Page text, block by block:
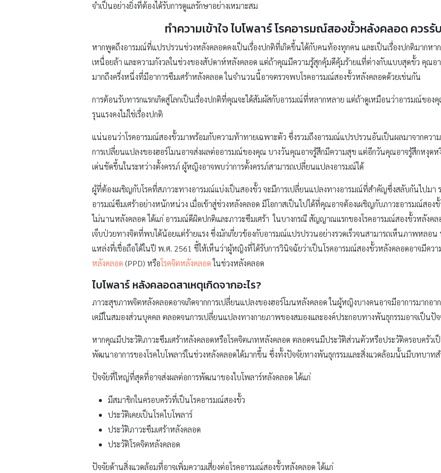
จำเป็นอย่างยิ่งที่ต้องได้รับการดูแลรักษาอย่างเหมาะสม
ทำความเข้าใจ ไบโพลาร์ โรคอารมณ์สองขั้วหลังคลอด ควรรั
หากพูดถึงอารมณ์ที่แปรปรวนช่วงหลังคลอดคงเป็นเรื่องปกติที่เกิดขึ้นได้กับคนท้องทุกคน และเป็นเรื่องปกติมากหา
เหนื่อยล้า และความกังวลในช่วงของสัปดาห์หลังคลอด แต่ถ้าคุณมีความรู้สุกคุ้มดีคุ้มร้ายแที่ต่างกับแบบสุดขั้ว คุณอ
มากถึงครึ่งหนึ่งที่มีอาการซึมเศร้าหลังคลอด ในจำนวนนี้อาจตรวจพบโรคอารมณ์สองขั้วหลังคลอดด้วยเช่นกัน
การต้อนรับทารกแรกเกิดสู่โลกเป็นเรื่องปกติที่คุณจะได้สัมผัสกับอารมณ์ที่หลากหลาย แต่ถ้าดูเหมือนว่าอารมณ์ขอ
รุนแรงคงไม่ใช่เรื่องปกติ
แน่นอนว่าโรคอารมณ์สองขั้วมาพร้อมกับความท้าทายเฉพาะตัว ซึ่งรวมถึงอารมณ์แปรปรวนอันเป็นผลมาจากควา
การเปลี่ยนแปลงของฮอร์โมนอาจส่งผลต่ออารมณ์ของคุณ บางวันคุณอาจรู้สึกมีความสุข แต่อีกวันคุณอาจรู้สึกหงุด
เด่นชัดขึ้นในระหว่างตั้งครรภ์ ผู้หญิงอาจพบว่าการตั้งครรภ์สามารถเปลี่ยนแปลงอารมณ์ได้
ผู้ที่ต้องเผชิญกับโรคที่สภาวะทางอารมณ์แบ่งเป็นสองขั้ว จะมีการเปลี่ยนแปลงทางอารมณ์ที่สำคัญซึ่งสลับกันไปมา
อารมณ์ซึมเศร้าอย่างหนักหน่วง เมื่อเข้าสู่ช่วงหลังคลอด มีโอกาสเป็นไปได้ที่คุณอาจต้องเผชิญกับภาวะอารมณ์สอ
ไม่นานหลังคลอด ได้แก่ อารมณ์ดีผิดปกติและภาวะซึมเศร้า ในบางกรณี สัญญาณแรกของโรคอารมณ์สองขั้วหลังคล
เจ็บป่วยทางจิตที่พบได้น้อยแต่ร้ายแรง ซึ่งมักเกี่ยวข้องกับอารมณ์แปรปรวนอย่างรวดเร็วจนสามารถเห็นภาพหลอน
แหล่งที่เชื่อถือได้ในปี พ.ศ. 2561 ชี้ให้เห็นว่าผู้หญิงที่ได้รับการวินิจฉัยว่าเป็นโรคอารมณ์สองขั้วหลังคลอดอาจมีควา
หลังคลอด (PPD) หรือโรคจิตหลังคลอดในช่วงหลังคลอด
ไบโพลาร์ หลังคลอดสาเหตุเกิดจากอะไร?
ภาวะสุขภาพจิตหลังคลอดอาจเกิดจากการเปลี่ยนแปลงของฮอร์โมนหลังคลอด ในผู้หญิงบางคนอาจมีอาการมากอา
เคมีในสมองส่วนบุคคล ตลอดจนการเปลี่ยนแปลงทางกายภาพของสมองและองค์ประกอบทางพันธุกรรมอาจเป็นปั
หากคุณมีประวัติภาวะซึมเศร้าหลังคลอดหรือโรคจิตเภทหลังคลอด ตลอดจนมีประวัติส่วนตัวหรือประวัติครอบครัวเ
พัฒนาอาการของโรคไบโพลาร์ในช่วงหลังคลอดได้มากขึ้น ซึ่งทั้งปัจจัยทางพันธุกรรมและสิ่งแวดล้อมนั้นมีบทบาท
ปัจจัยที่ใหญ่ที่สุดที่อาจส่งผลต่อการพัฒนาของไบโพลาร์หลังคลอด ได้แก่
มีสมาชิกในครอบครัวที่เป็นโรคอารมณ์สองขั้ว
ประวัติเคยเป็นโรคไบโพลาร์
ประวัติภาวะซึมเศร้าหลังคลอด
ประวัติโรคจิตหลังคลอด
ปัจจัยด้านสิ่งแวดล้อมที่อาจเพิ่มความเสี่ยงต่อโรคอารมณ์สองขั้วหลังคลอด ได้แก่